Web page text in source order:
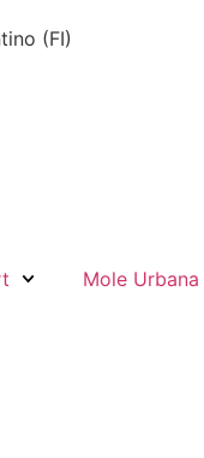
(FI)
Mole Urbana